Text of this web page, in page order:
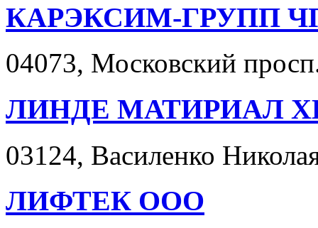
КАРЭКСИМ-ГРУПП
04073, Московский
ЛИНДЕ МАТИРИАЛ
03124, Василенко
ЛИФТЕК ООО